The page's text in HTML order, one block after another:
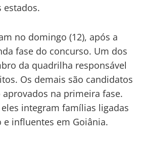
estados.
no domingo (12), após a
fase do concurso. Um dos
da quadrilha responsável
Os demais são candidatos
na primeira fase.
integram famílias ligadas
e influentes em Goiânia.